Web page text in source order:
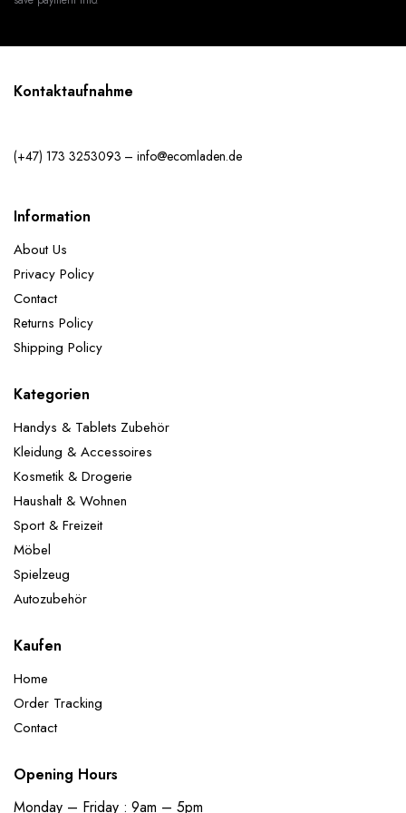
Kontaktaufnahme
(+47) 173 3253093 – info@ecomladen.de
Information
About Us
Privacy Policy
Contact
Returns Policy
Shipping Policy
Kategorien
Handys & Tablets Zubehör
Kleidung & Accessoires
Kosmetik & Drogerie
Haushalt & Wohnen
Sport & Freizeit
Möbel
Spielzeug
Autozubehör
Kaufen
Home
Order Tracking
Contact
Opening Hours
Monday – Friday : 9am – 5pm